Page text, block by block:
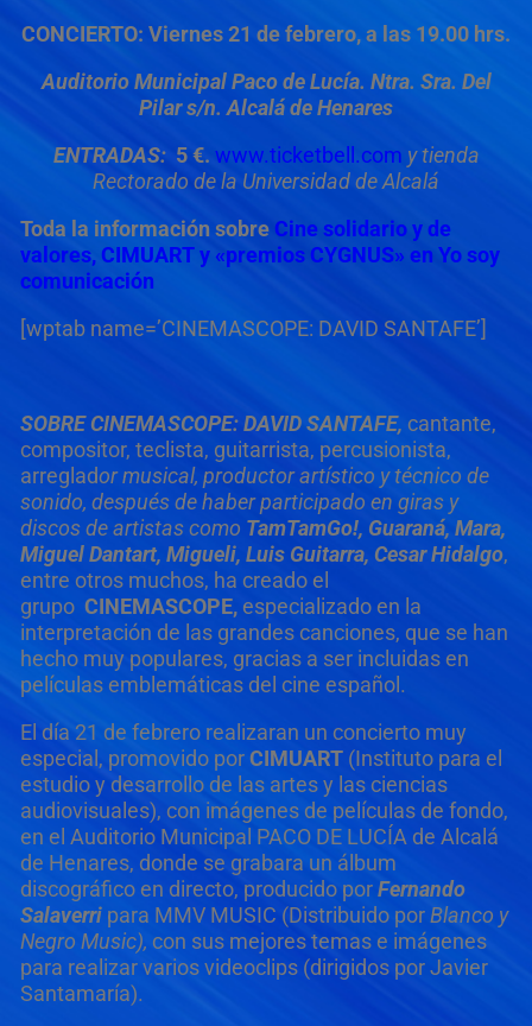
CONCIERTO: Viernes 21 de febrero, a las 19.00 hrs.
Auditorio Municipal Paco de Lucía. Ntra. Sra. Del
Pilar s/n. Alcalá de Henares
ENTRADAS: 5 €. www.ticketbell.com y tienda
Rectorado de la Universidad de Alcalá
Toda la información sobre Cine solidario y de
valores, CIMUART y «premios CYGNUS» en Yo soy
comunicación
[wptab name=’CINEMASCOPE: DAVID SANTAFE’]
SOBRE CINEMASCOPE:DAVID SANTAFE, cantante,
compositor, teclista, guitarrista, percusionista,
arreglador musical, productor artístico y técnico de
sonido, después de haber participado en giras y
discos de artistas como TamTamGo!, Guaraná, Mara,
Miguel Dantart, Migueli, Luis Guitarra, Cesar Hidalgo,
entre otros muchos, ha creado el
grupo CINEMASCOPE,especializado en la
interpretación de las grandes canciones, que se han
hecho muy populares, gracias a ser incluidas en
películas emblemáticas del cine español.
El día 21 de febrero realizaran un concierto muy
especial, promovido porCIMUART (Instituto para el
estudio y desarrollo de las artes y las ciencias
audiovisuales), con imágenes de películas de fondo,
en el Auditorio Municipal PACO DE LUCÍA de Alcalá
de Henares, donde se grabara un álbum
discográfico en directo, producido porFernando
Salaverripara MMV MUSIC (Distribuido porBlanco y
Negro Music), con sus mejores temas e imágenes
para realizar varios videoclips (dirigidos por Javier
Santamaría).